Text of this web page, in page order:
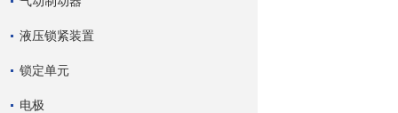
液压锁紧装置
锁定单元
电极